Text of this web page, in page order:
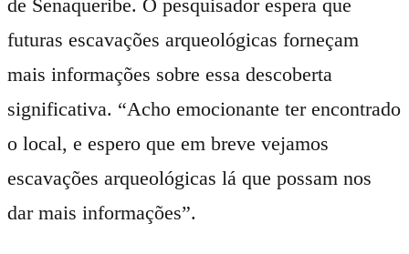
de Senaqueribe. O pesquisador espera que
futuras escavações arqueológicas forneçam
mais informações sobre essa descoberta
significativa. “Acho emocionante ter encontrado
o local, e espero que em breve vejamos
escavações arqueológicas lá que possam nos
dar mais informações”.